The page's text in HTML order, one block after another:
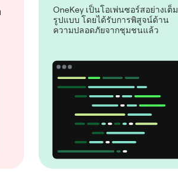
OneKey เป็นโอเพ่นซอร์สอย่างเต็ม
รูปแบบ โดยได้รับการพิสูจน์ด้าน
ความปลอดภัยจากชุมชนแล้ว